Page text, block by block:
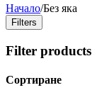
Начало/Без яка
Filters
Filter products
Сортиране